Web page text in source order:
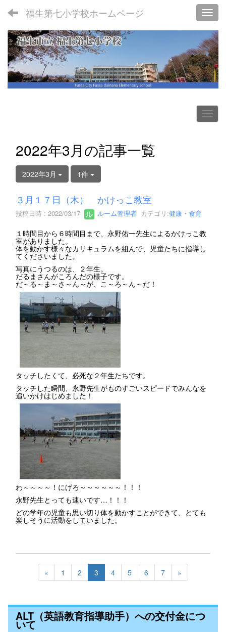
福生第七小学校ホームページ
2022年3月の記事一覧
2022年3月 1件
３月１７日（木） かけっこ教室
投稿日時 : 2022/03/17 ルーム管理者 カテゴリ:健康・食育
１時間目から６時間目まで、永野佑一先生によるかけっこ教
室がありました。
体を動かす様々なカリキュラムを組んで、児童たちに指導し
てくださいました。
写真にうつるのは、２年生。
だるまさんがころんだの様子です。
だ～る～ま～さ～ん～が、こ～ろ～ん～だ！
タッチしたくて、必死な２年生たちです。
タッチした瞬間、永野先生がものすごいスピードでみんなを
追いかけはじめました！
わ～～～～！にげろ～～～～～～！！！
永野先生とっても速いです…！！！
どの学年の児童も思い切り体を動かすことができて、とても
楽しそうに活動をしていました。
« 1 2 3 4 5 6 7 »
ALT（英語教育指導助手）への交付金につ
いて